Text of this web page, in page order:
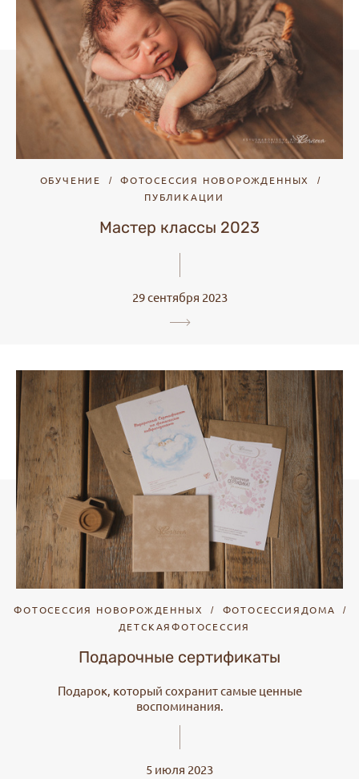
ОБУЧЕНИЕ
ФОТОСЕССИЯ НОВОРОЖДЕННЫХ
ПУБЛИКАЦИИ
Мастер классы 2023
29 сентября 2023
ФОТОСЕССИЯ НОВОРОЖДЕННЫХ
ФОТОСЕССИЯДОМА
ДЕТСКАЯФОТОСЕССИЯ
Подарочные сертификаты
Подарок, который сохранит самые ценные
воспоминания.
5 июля 2023